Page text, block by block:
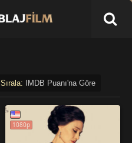
Sırala: IMDB Puanı'na Göre
1080p